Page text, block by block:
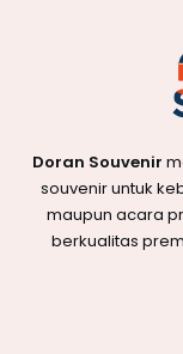
Doran Souvenir
souvenir untuk
maupun acara
berkualitas